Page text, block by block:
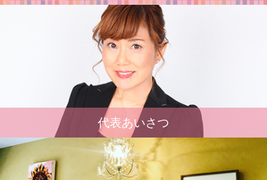
代表あいさつ